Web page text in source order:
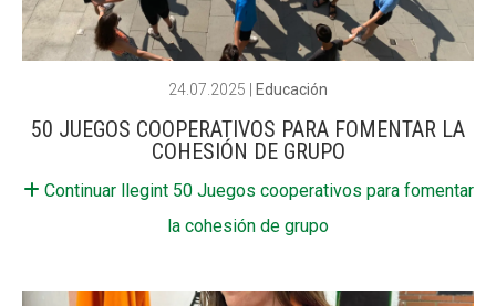
24.07.2025 Educación
50 JUEGOS COOPERATIVOS PARA FOMENTAR LA
COHESIÓN DE GRUPO
Continuar llegint 50 Juegos cooperativos para fomentar
la cohesión de grupo